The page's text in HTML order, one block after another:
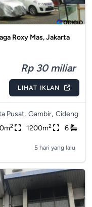
Roxy Mas, Jakarta
Rp 30 miliar
LIHAT IKLAN
Pusat, Gambir, Cideng
2 1200m2 6
5 hari yang lalu